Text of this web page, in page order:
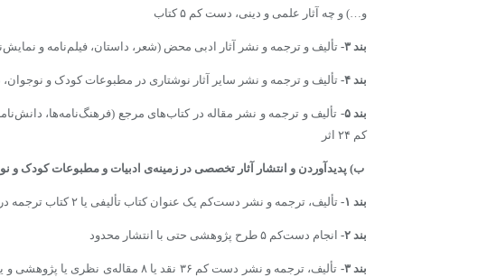
و…) و چه آثار علمی و دینی، دست کم ۵ کتاب
بند ۳- تألیف و ترجمه و نشر آثار ادبی محض (شعر، داستان، فیلم‌نامه و
بند ۴- تألیف و ترجمه و نشر سایر آثار نوشتاری در مطبوعات کودک و نوجوان، دست
بند۵- تألیف و ترجمه و نشر مقاله­ در کتاب­‌های مرجع (فرهنگ‌نامه­‌ها،
کم ۲۴ اثر
ب) پدیدآوردن و انتشار آثار تخصصی در زمینه‌ی ادبیات و مطبوعات کودک و
بند ۱- تألیف، ترجمه و نشر دست‌کم یک عنوان کتاب تألیفی یا ۲ کتاب ترجمه در قالب پژوهش
بند ۲- انجام دست‌کم ۵ طرح پژوهشی حتی با انتشار محدود
بند۳-